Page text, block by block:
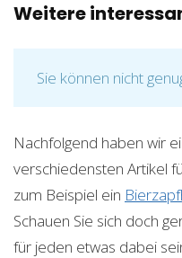
Weitere
Sie können nicht
Nachfolgend haben wir
verschiedensten Artikel
zum Beispiel ein
Schauen Sie sich doch
für jeden etwas dabei